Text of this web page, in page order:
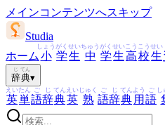
メインコンテンツへスキップ
Studia
ホーム 小
しょう
学
がく
生
せい
中
ちゅう
学
がく
生
せい
高
こう
校
こう
生
せい
辞
じ
典
てん
▾
英
えい
単
たん
語
ご
辞
じ
典
てん
英
えい
熟
じゅく
語
ご
辞
じ
典
てん
用
よう
語
ご し